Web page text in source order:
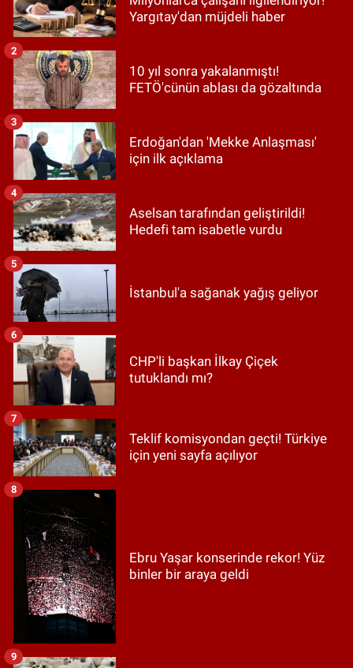
Yargıtay'dan müjdeli haber
10 yıl sonra yakalanmıştı!
FETÖ'cünün ablası da gözaltında
2
Erdoğan'dan 'Mekke Anlaşması'
için ilk açıklama
3
Aselsan tarafından geliştirildi!
Hedefi tam isabetle vurdu
4
İstanbul'a sağanak yağış geliyor
5
CHP'li başkan İlkay Çiçek
tutuklandı mı?
6
Teklif komisyondan geçti! Türkiye
için yeni sayfa açılıyor
7
Ebru Yaşar konserinde rekor! Yüz
binler bir araya geldi
8
9